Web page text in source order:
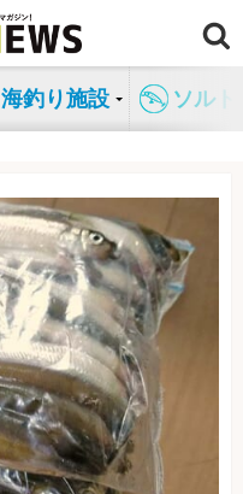
海釣り施設 ソル